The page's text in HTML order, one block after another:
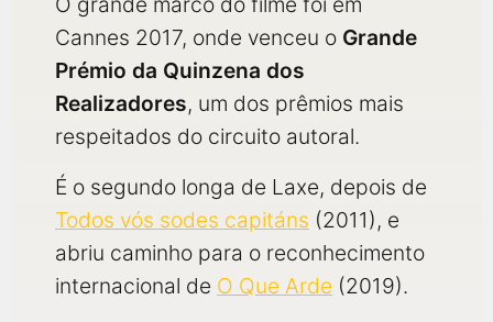
Cannes 2017, onde venceu o Grande
Prémio da Quinzena dos
Realizadores, um dos prêmios mais
respeitados do circuito autoral.
É o segundo longa de Laxe, depois de
Todos vós sodes capitáns (2011), e
abriu caminho para o reconhecimento
internacional de O Que Arde (2019).